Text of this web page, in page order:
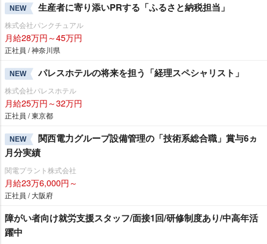
NEW 生産者に寄り添いPRする「ふるさと納税担当」
株式会社パンクチュアル
月給28万円～45万円
正社員 / 神奈川県
NEW パレスホテルの将来を担う「経理スペシャリスト」
株式会社パレスホテル
月給25万円～32万円
正社員 / 東京都
NEW
関西電力グループ設備管理の「技術系総合職」賞与6ヵ
月分実績
関電プラント株式会社
月給23万6,000円～
正社員 / 大阪府
障がい者向け就労支援スタッフ/面接1回/研修制度あり/中高年活
躍中